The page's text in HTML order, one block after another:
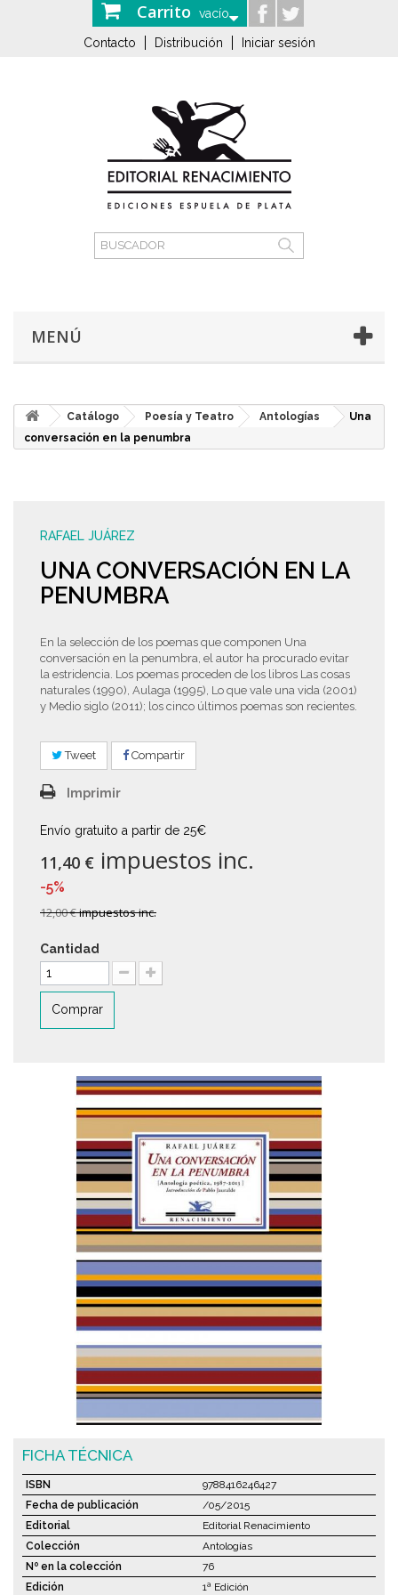
Carrito vacío
Contacto Distribución Iniciar sesión
MENÚ
Catálogo Poesía y Teatro Antologías
Una
conversación en la penumbra
RAFAEL JUÁREZ
UNA CONVERSACIÓN EN LA
PENUMBRA
En la selección de los poemas que componen Una
conversación en la penumbra, el autor ha procurado evitar
la estridencia. Los poemas proceden de los libros Las cosas
naturales (1990), Aulaga (1995), Lo que vale una vida (2001)
y Medio siglo (2011); los cinco últimos poemas son recientes.
Tweet Compartir
Imprimir
Envío gratuito a partir de 25€
11,40 € impuestos inc.
-5%
12,00 €impuestos inc.
Cantidad
Comprar
FICHA TÉCNICA
ISBN
9788416246427
Fecha de publicación
/05/2015
Editorial
Editorial Renacimiento
Colección
Antologías
Nº en la colección
76
Edición
1ª Edición